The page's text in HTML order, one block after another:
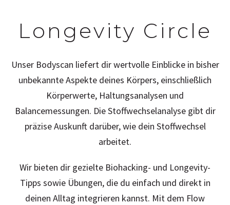
Longevity Circle
Unser Bodyscan liefert dir wertvolle Einblicke in bisher
unbekannte Aspekte deines Körpers, einschließlich
Körperwerte, Haltungsanalysen und
Balancemessungen. Die Stoffwechselanalyse gibt dir
präzise Auskunft darüber, wie dein Stoffwechsel
arbeitet.
Wir bieten dir gezielte Biohacking- und Longevity-
Tipps sowie Übungen, die du einfach und direkt in
deinen Alltag integrieren kannst. Mit dem Flow